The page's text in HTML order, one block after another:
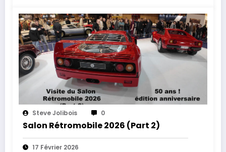
Steve Jolibois 0
Salon Rétromobile 2026 (Part 2)
17 Février 2026